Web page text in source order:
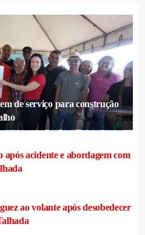
de serviço para construção
acidente e abordagem com
ao volante após desobedecer